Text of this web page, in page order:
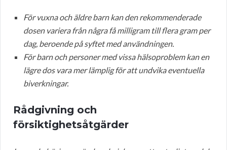
För vuxna och äldre barn kan den rekommenderade
dosen variera från några få milligram till flera gram per
dag, beroende på syftet med användningen.
För barn och personer med vissa hälsoproblem kan en
lägre dos vara mer lämplig för att undvika eventuella
biverkningar.
Rådgivning och
försiktighetsåtgärder